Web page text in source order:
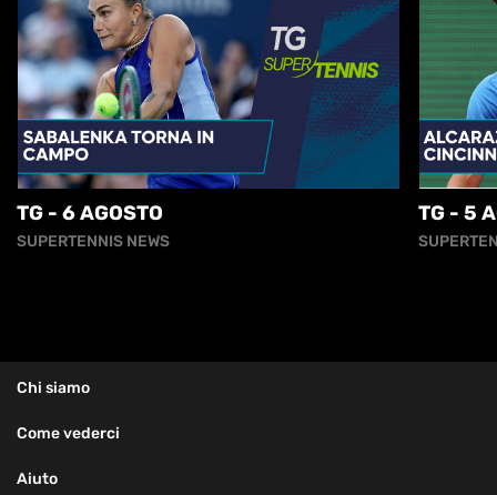
TG - 6 AGOSTO
SUPERTENNIS NEWS
TG - 5
Chi siamo
Come vederci
Aiuto